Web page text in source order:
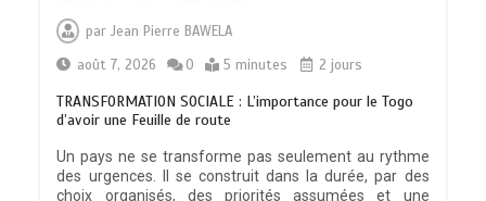
parJean Pierre BAWELA
août 7, 2026
0 5 minutes 2 jours
TRANSFORMATION SOCIALE : L’importance pour le Togo
d’avoir une Feuille de route
Un pays ne se transforme pas seulement au rythme
des urgences. Il se construit dans la durée, par des
choix organisés, des priorités assumées et une